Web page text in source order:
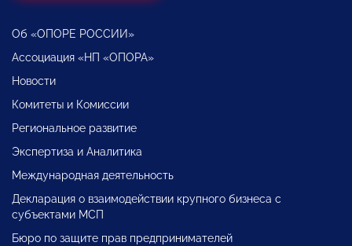
Об «ОПОРЕ РОССИИ»
Ассоциация «НП «ОПОРА»
Новости
Комитеты и Комиссии
Региональное развитие
Экспертиза и Аналитика
Международная деятельность
Декларация о взаимодействии крупного бизнеса с
субъектами МСП
Бюро по защите прав предпринимателей